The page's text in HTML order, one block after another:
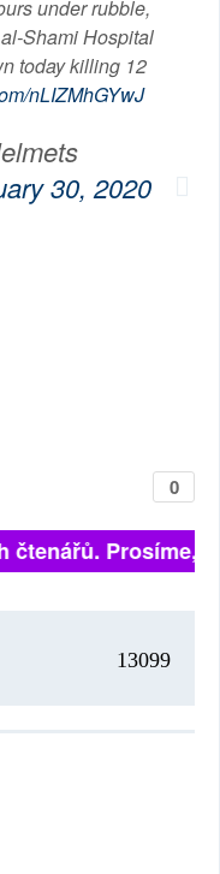
under rubble,
Shami Hospital
today killing 12
nLIZMhGYwJ
30, 2020
0
Prosíme,
13099